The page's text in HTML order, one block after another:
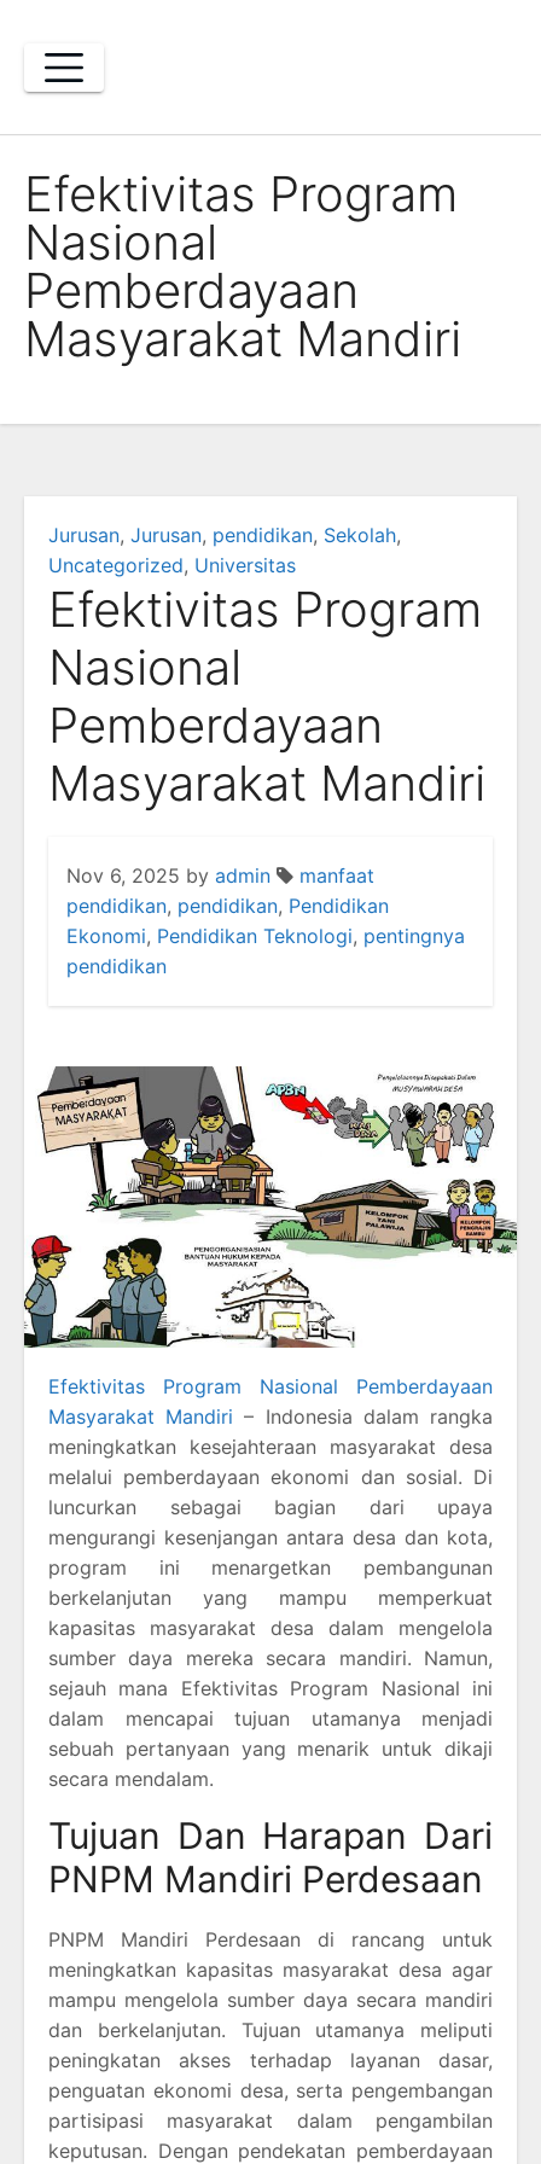
content
Efektivitas Program
Nasional
Pemberdayaan
Masyarakat Mandiri
Jurusan, Jurusan, pendidikan, Sekolah,
Uncategorized, Universitas
Efektivitas Program
Nasional
Pemberdayaan
Masyarakat Mandiri
Nov 6, 2025 by admin
manfaat
pendidikan, pendidikan, Pendidikan
Ekonomi, Pendidikan Teknologi, pentingnya
pendidikan
Efektivitas Program Nasional Pemberdayaan
Masyarakat Mandiri – Indonesia dalam rangka
meningkatkan kesejahteraan masyarakat desa
melalui pemberdayaan ekonomi dan sosial. Di
luncurkan sebagai bagian dari upaya
mengurangi kesenjangan antara desa dan kota,
program ini menargetkan pembangunan
berkelanjutan yang mampu memperkuat
kapasitas masyarakat desa dalam mengelola
sumber daya mereka secara mandiri. Namun,
sejauh mana Efektivitas Program Nasional ini
dalam mencapai tujuan utamanya menjadi
sebuah pertanyaan yang menarik untuk dikaji
secara mendalam.
Tujuan Dan Harapan Dari
PNPM Mandiri Perdesaan
PNPM Mandiri Perdesaan di rancang untuk
meningkatkan kapasitas masyarakat desa agar
mampu mengelola sumber daya secara mandiri
dan berkelanjutan. Tujuan utamanya meliputi
peningkatan akses terhadap layanan dasar,
penguatan ekonomi desa, serta pengembangan
partisipasi masyarakat dalam pengambilan
keputusan. Dengan pendekatan pemberdayaan